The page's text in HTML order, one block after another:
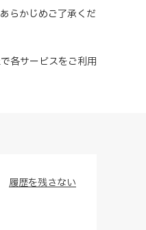
らかじめご了承くだ
各サービスをご利用
履歴を残さない